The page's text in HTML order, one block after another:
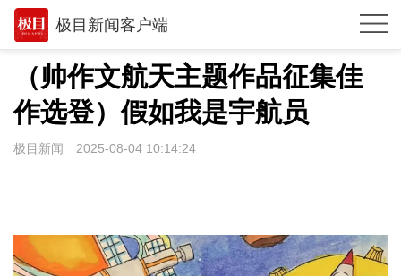
极目新闻客户端
推荐
观点
时政
世相
（帅作文航天主题作品征集佳
作选登）假如我是宇航员
极目新闻 2025-08-04 10:14:24